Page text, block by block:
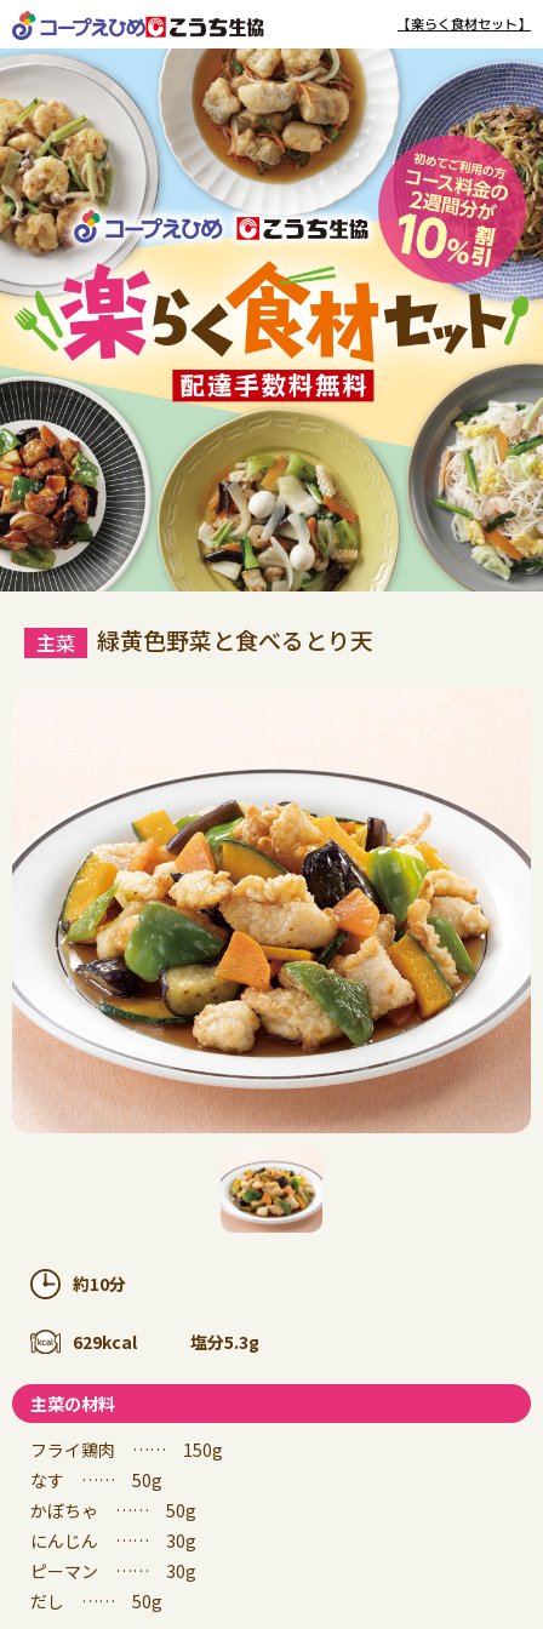
【楽らく食材セット】
緑黄色野菜と食べるとり天
約10分
629kcal 塩分5.3g
主菜の材料
フライ鶏肉 …… 150g
なす …… 50g
かぼちゃ …… 50g
にんじん …… 30g
ピーマン …… 30g
だし …… 50g